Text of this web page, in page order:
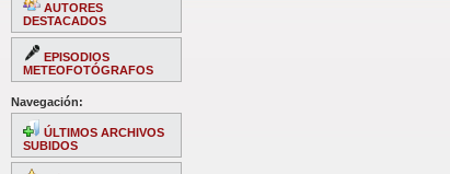
AUTORES
DESTACADOS
EPISODIOS
METEOFOTÓGRAFOS
Navegación:
ÚLTIMOS ARCHIVOS
SUBIDOS